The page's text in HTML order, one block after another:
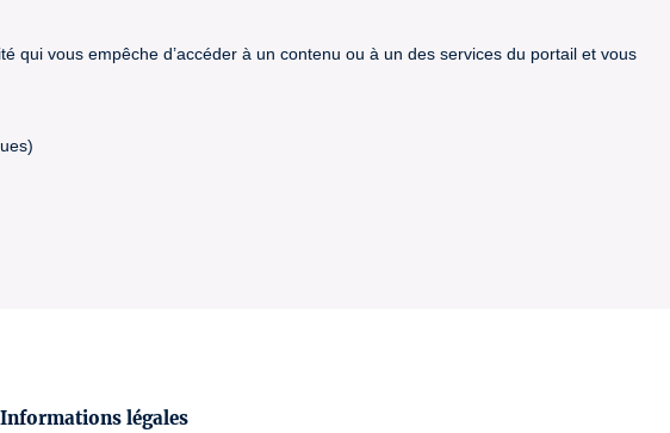
qui vous empêche d’accéder à un contenu ou à un des services du portail et vous
Informations légales